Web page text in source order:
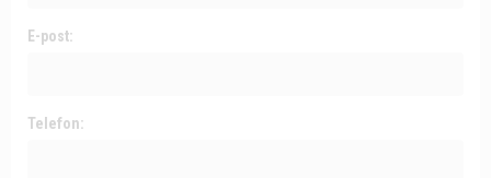
E-post:
Telefon: